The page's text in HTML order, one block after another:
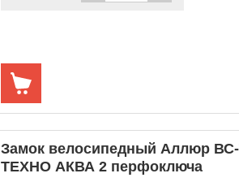
Замок велосипедный Аллюр
ТЕХНО АКВА 2 перфоключа